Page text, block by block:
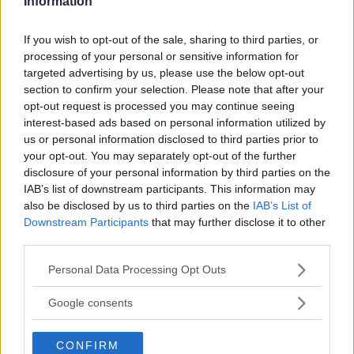
If you wish to opt-out of the sale, sharing to third parties, or
processing of your personal or sensitive information for
targeted advertising by us, please use the below opt-out
section to confirm your selection. Please note that after your
opt-out request is processed you may continue seeing
interest-based ads based on personal information utilized by
us or personal information disclosed to third parties prior to
your opt-out. You may separately opt-out of the further
disclosure of your personal information by third parties on the
IAB’s list of downstream participants. This information may
also be disclosed by us to third parties on the IAB’s List of
Downstream Participants that may further disclose it to other
Please note that this website/app uses one or more Google
not limited to your visit or usage behaviour. You may click to
use your data for below specified purposes in below Google
consent section.
Personal Data Processing Opt Outs
Google consents
CONFIRM
Ecco Perché. Tu Che ne Pensi?
Ho visto bambini di 8 o 9 anni radersi le
gambe. Capisci che a questi piccoli viene
insegnato che è sbagliato che una donna
abbia i peli, e io cerco di far capire loro
che non è vero.
spiega, a proposito dei bambini di cui si occupa,
venerdì.
Nelle intenzioni di Morgan, però, non c’è solo
la volontà di far comprendere agli altri che non